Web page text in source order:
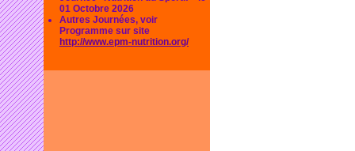
01 Octobre 2026
Autres Journées, voir
Programme sur site
http://www.epm-nutrition.org/